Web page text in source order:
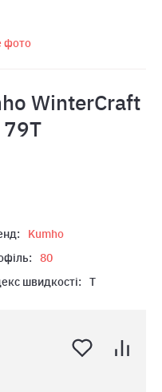
фото
WinterCraft
Kumho
80
швидкості: T